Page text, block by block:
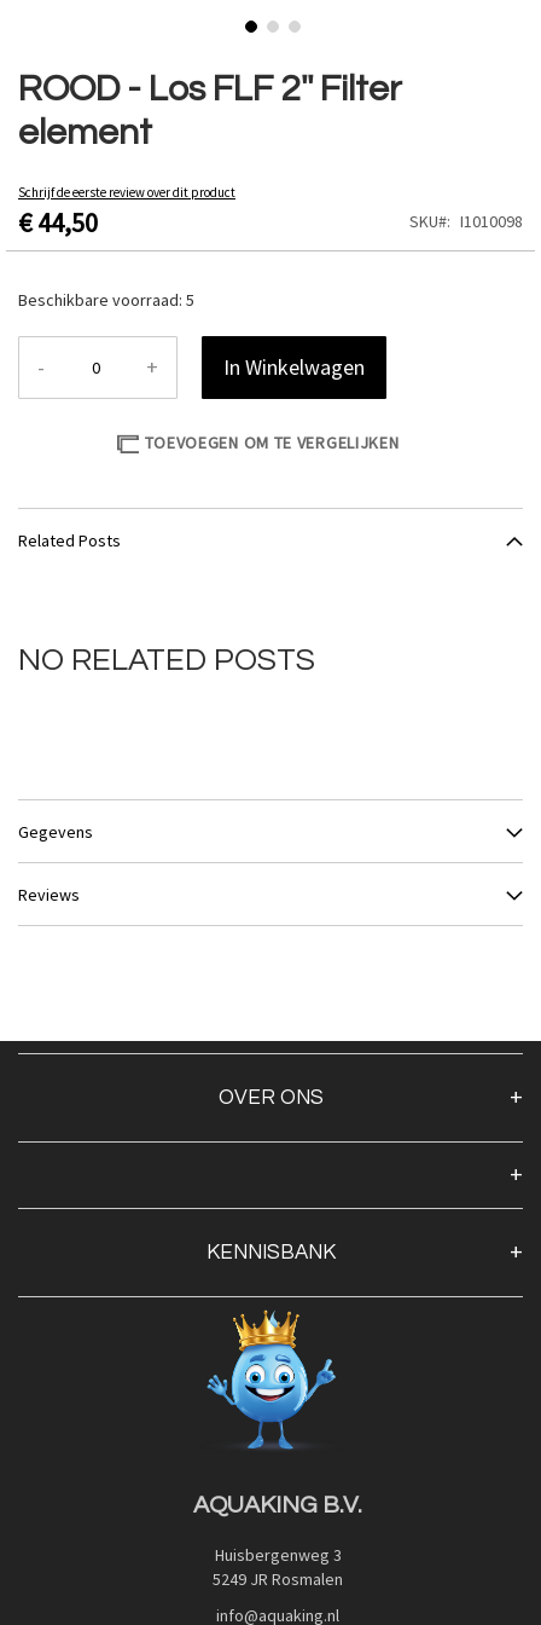
ROOD - Los FLF 2'' Filter
element
Schrijf de eerste review over dit product
€ 44,50 SKU I1010098
Beschikbare voorraad: 5
- + In Winkelwagen
TOEVOEGEN OM TE VERGELIJKEN
naar
het
begin
van
afbeeldingen-
gallerij
Related Posts
NO RELATED POSTS
Gegevens
Reviews
OVER ONS
Openingstijden
Contact
Privacy Policy
Veilig betalen met:
KENNISBANK
Blog
Advies
Red Label Filter Series
Nishikigoi-Ô
JPD Japan Pet Design
AQUAKING B.V.
Huisbergenweg 3
5249 JR Rosmalen
info@aquaking.nl